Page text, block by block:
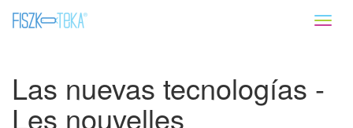
Las nuevas tecnologías -
Les nouvelles